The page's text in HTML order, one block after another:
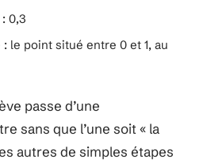
0,3
le point situé entre 0 et 1, au
passe d’une
sans que l’une soit « la
autres de simples étapes